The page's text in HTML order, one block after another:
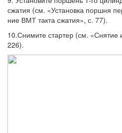
сжатия (см. «Уста­новка поршня
ние ВМТ такта сжатия», с. 77).
10.Снимите стартер (см. «Снятие
226).